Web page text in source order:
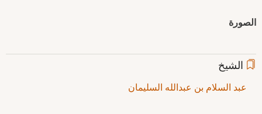
الصورة
الشيخ
عبد السلام بن عبدالله السليمان